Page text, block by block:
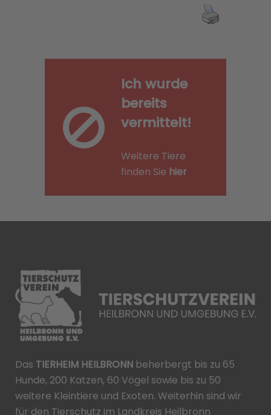
Ich wurde
bereits
vermittelt!
Weitere Tiere
finden Sie hier
Das TIERHEIM HEILBRONN beherbergt bis zu 65
Hunde, 200 Katzen, 60 Vögel sowie bis zu 50
weitere Kleintiere und Exoten. Weiterhin sind wir
für den Tierschutz im Landkreis Heilbronn